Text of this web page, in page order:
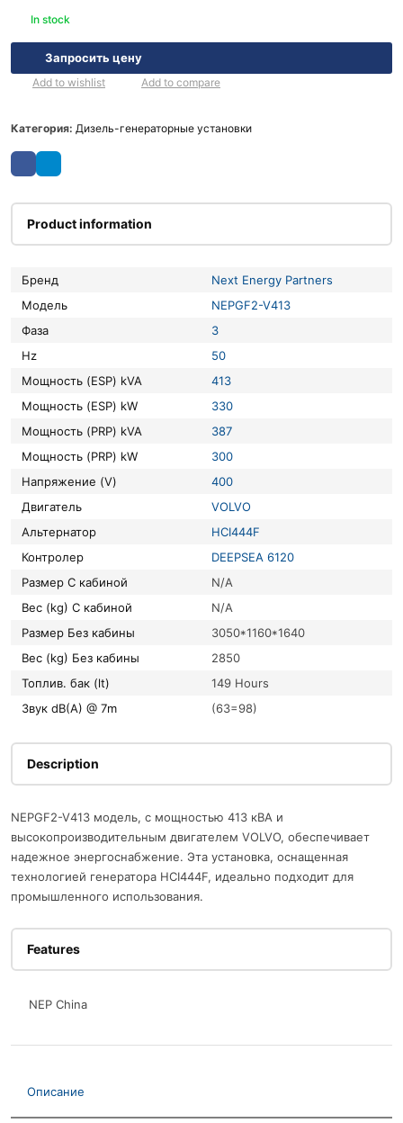
In stock
Запросить цену
Add to wishlist Add to compare
Категория: Дизель-генераторные установки
Product information
Бренд
Next Energy Partners
Модель
NEPGF2-V413
Фаза
3
Hz
50
Мощность (ESP) kVA
413
Мощность (ESP) kW
330
Мощность (PRP) kVA
387
Мощность (PRP) kW
300
Напряжение (V)
400
Двигатель
VOLVO
Альтернатор
HCI444F
Контролер
DEEPSEA 6120
Размер С кабиной
N/A
Вес (kg) С кабиной
N/A
Размер Без кабины
3050*1160*1640
Вес (kg) Без кабины
2850
Топлив. бак (lt)
149 Hours
Звук dB(A) @ 7m
(63=98)
Description
NEPGF2-V413 модель, с мощностью 413 кВА и
высокопроизводительным двигателем VOLVO, обеспечивает
надежное энергоснабжение. Эта установка, оснащенная
технологией генератора HCI444F, идеально подходит для
промышленного использования.
Features
NEP China
Описание